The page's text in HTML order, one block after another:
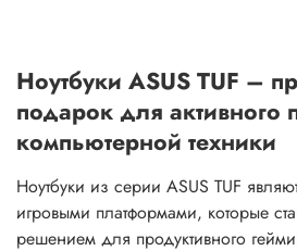
Ноутбуки ASUS TUF –
подарок для активного
компьютерной техники
Ноутбуки из серии ASUS TUF
игровыми платформами, которые
решением для продуктивного